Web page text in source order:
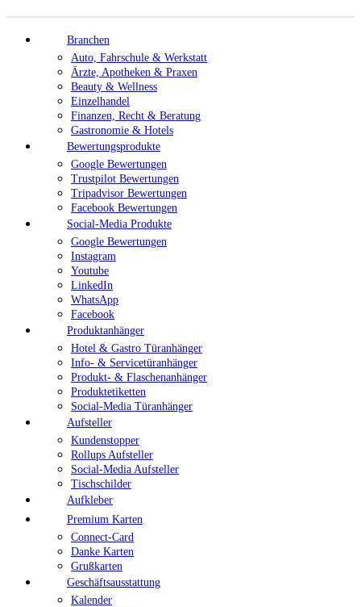
Branchen
Auto, Fahrschule & Werkstatt
Ärzte, Apotheken & Praxen
Beauty & Wellness
Einzelhandel
Finanzen, Recht & Beratung
Gastronomie & Hotels
Bewertungsprodukte
Google Bewertungen
Trustpilot Bewertungen
Tripadvisor Bewertungen
Facebook Bewertungen
Social-Media Produkte
Google Bewertungen
Instagram
Youtube
LinkedIn
WhatsApp
Facebook
Produktanhänger
Hotel & Gastro Türanhänger
Info- & Servicetüranhänger
Produkt- & Flaschenanhänger
Produktetiketten
Social-Media Türanhänger
Aufsteller
Kundenstopper
Rollups Aufsteller
Social-Media Aufsteller
Tischschilder
Aufkleber
Premium Karten
Connect-Card
Danke Karten
Grußkarten
Geschäftsausstattung
Kalender